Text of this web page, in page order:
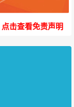
点击查看免责声明